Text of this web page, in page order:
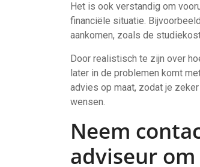
Het is ook verstandig om
financiële situatie.
aankomen, zoals de
Door realistisch te zijn over
later in de problemen komt
advies op maat, zodat je
wensen.
Neem
adviseur